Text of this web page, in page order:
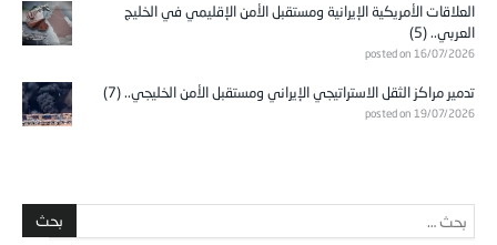
العلاقات الأمريكية الإيرانية ومستقبل الأمن الإقليمي في الخليج
العربي.. (5)
posted on 16/07/2026
تدمير مراكز الثقل الاستراتيجي الإيراني ومستقبل الأمن الخليجي.. (7)
posted on 19/07/2026